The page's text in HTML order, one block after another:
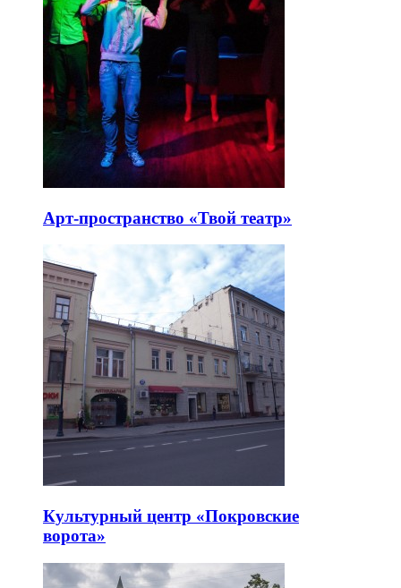
Арт-пространство «Твой театр»
Культурный центр «Покровские
ворота»